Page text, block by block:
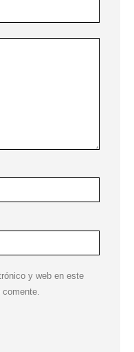
y web en este